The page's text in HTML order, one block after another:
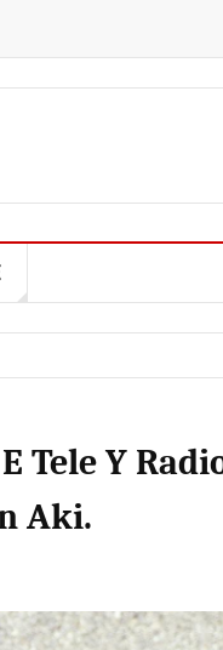
Tele Y
Aki.